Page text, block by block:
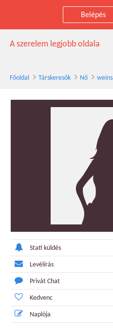
Belépés
weinsalt társkereső
A szerelem legjobb oldala
Főoldal Társkeresők Nő
Stati küldés
Levélírás
Privát Chat
Kedvenc
Naplója